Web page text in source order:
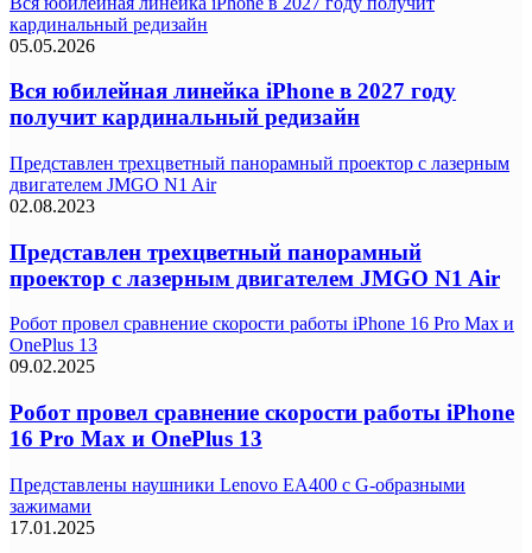
кардинальный редизайн
05.05.2026
Вся юбилейная линейка iPhone в 2027 году
получит кардинальный редизайн
Представлен трехцветный панорамный проектор с лазерным
двигателем JMGO N1 Air
02.08.2023
Представлен трехцветный панорамный
проектор с лазерным двигателем JMGO N1 Air
Робот провел сравнение скорости работы iPhone 16 Pro Max и
OnePlus 13
09.02.2025
Робот провел сравнение скорости работы iPhone
16 Pro Max и OnePlus 13
Представлены наушники Lenovo EA400 с G-образными
зажимами
17.01.2025